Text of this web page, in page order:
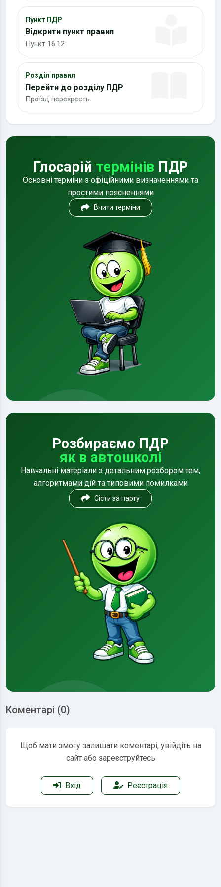
Пункт ПДР
Відкрити пункт правил
Пункт 16.12
Розділ правил
Перейти до розділу ПДР
Проїзд перехресть
Глосарій термінів ПДР
Основні терміни з офіційними визначеннями та
простими поясненнями
Вчити терміни
Розбираємо ПДР
як в автошколі
Навчальні матеріали з детальним розбором тем,
алгоритмами дій та типовими помилками
Сісти за парту
Коментарі (0)
Щоб мати змогу залишати коментарі, увійдіть на
сайт або зареєструйтесь
Вхід Реєстрація